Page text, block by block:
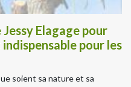
Elagage pour
indispensable pour les
soient sa nature et sa